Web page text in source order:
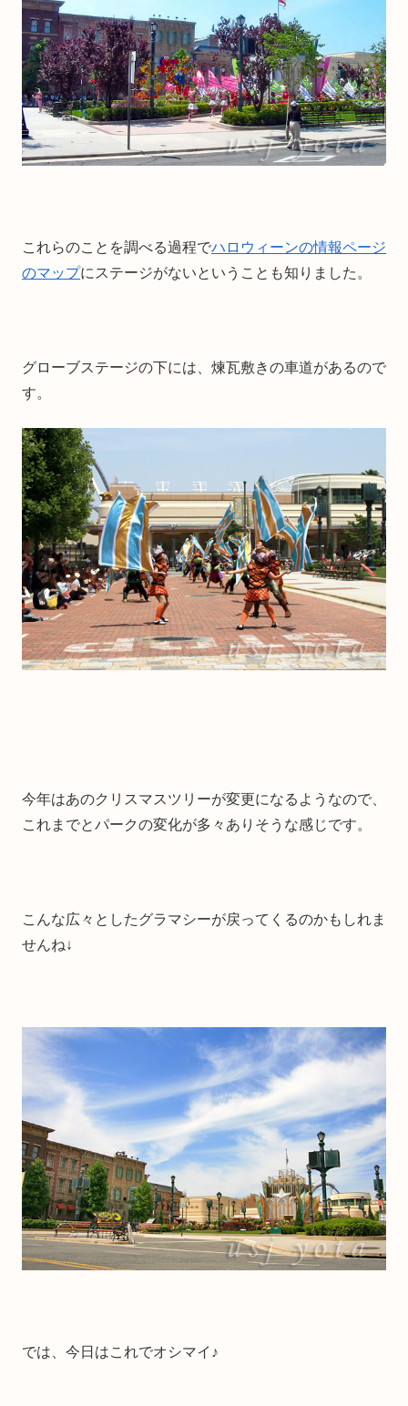
これらのことを調べる過程でハロウィーンの情報ページ
のマップにステージがないということも知りました。
グローブステージの下には、煉瓦敷きの車道があるので
す。
今年はあのクリスマスツリーが変更になるようなので、
これまでとパークの変化が多々ありそうな感じです。
こんな広々としたグラマシーが戻ってくるのかもしれま
せんね↓
では、今日はこれでオシマイ♪